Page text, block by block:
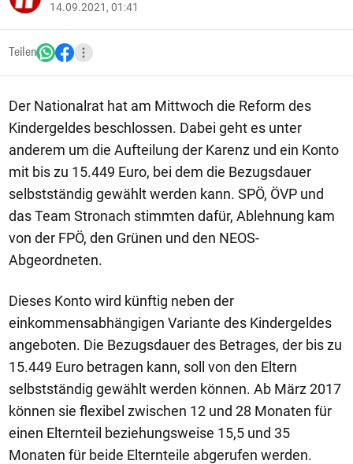
14.09.2021, 01:41
Teilen
Der Nationalrat hat am Mittwoch die Reform des
Kindergeldes beschlossen. Dabei geht es unter
anderem um die Aufteilung der Karenz und ein Konto
mit bis zu 15.449 Euro, bei dem die Bezugsdauer
selbstständig gewählt werden kann. SPÖ, ÖVP und
das Team Stronach stimmten dafür, Ablehnung kam
von der FPÖ, den Grünen und den NEOS-
Abgeordneten.
Dieses Konto wird künftig neben der
einkommensabhängigen Variante des Kindergeldes
angeboten. Die Bezugsdauer des Betrages, der bis zu
15.449 Euro betragen kann, soll von den Eltern
selbstständig gewählt werden können. Ab März 2017
können sie flexibel zwischen 12 und 28 Monaten für
einen Elternteil beziehungsweise 15,5 und 35
Monaten für beide Elternteile abgerufen werden.